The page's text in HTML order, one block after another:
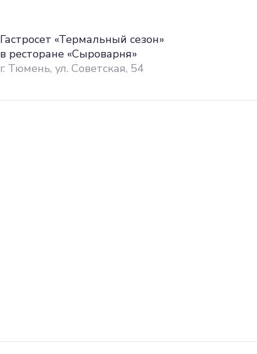
Гастросет «Термальный сезон»
в ресторане «Сыроварня»
г. Тюмень, ул. Советская, 54